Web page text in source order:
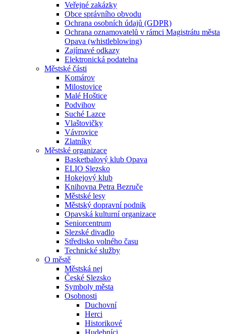
Veřejné zakázky
Obce správního obvodu
Ochrana osobních údajů (GDPR)
Ochrana oznamovatelů v rámci Magistrátu města
Opava (whistleblowing)
Zajímavé odkazy
Elektronická podatelna
Městské části
Komárov
Milostovice
Malé Hoštice
Podvihov
Suché Lazce
Vlaštovičky
Vávrovice
Zlatníky
Městské organizace
Basketbalový klub Opava
ELIO Slezsko
Hokejový klub
Knihovna Petra Bezruče
Městské lesy
Městský dopravní podnik
Opavská kulturní organizace
Seniorcentrum
Slezské divadlo
Středisko volného času
Technické služby
O městě
Městská nej
České Slezsko
Symboly města
Osobnosti
Duchovní
Herci
Historikové